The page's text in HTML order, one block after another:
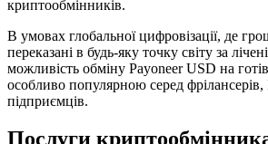
криптообмінників.
В умовах глобальної цифровізації, де
переказані в будь-яку точку світу за
можливість обміну Payoneer USD на
особливо популярною серед фрілансерів,
підприємців.
Послуги